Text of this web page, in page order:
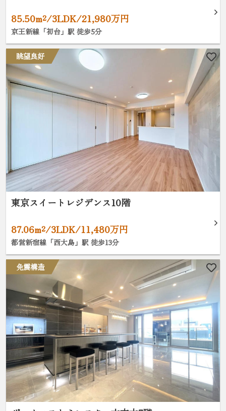
85.50m²/3LDK/21,980万円
京王新線「初台」駅 徒歩5分
眺望良好
東京スイートレジデンス10階
87.06m²/3LDK/11,480万円
都営新宿線「西大島」駅 徒歩13分
免震構造